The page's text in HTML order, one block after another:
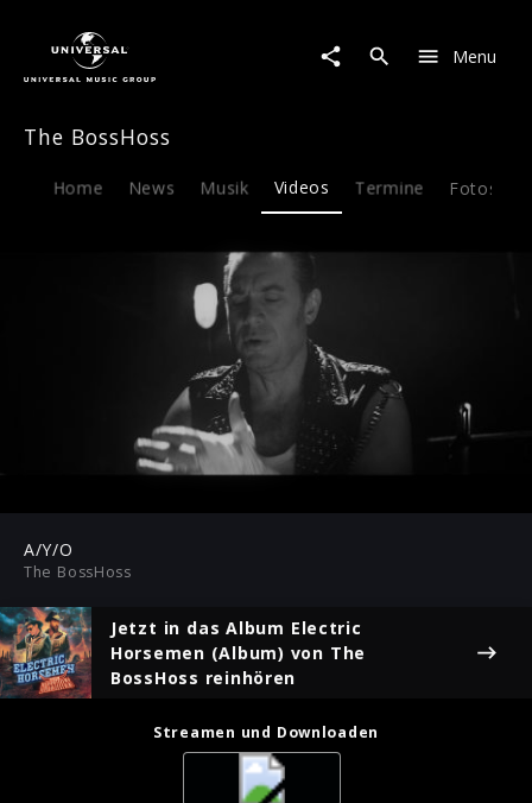
BossHoss
Video
A/Y/O
Menu
The BossHoss
Home News Musik Videos Termine Fotos
Play Mute
Play
A/Y/O
The BossHoss
Jetzt in das Album Electric
Horsemen (Album) von The
BossHoss reinhören
Streamen und Downloaden